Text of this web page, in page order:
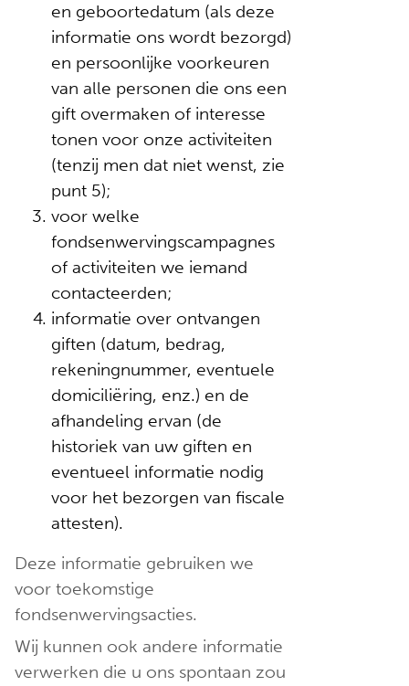
en geboortedatum (als deze
informatie ons wordt bezorgd)
en persoonlijke voorkeuren
van alle personen die ons een
gift overmaken of interesse
tonen voor onze activiteiten
(tenzij men dat niet wenst, zie
punt 5);
voor welke
fondsenwervingscampagnes
of activiteiten we iemand
contacteerden;
informatie over ontvangen
giften (datum, bedrag,
rekeningnummer, eventuele
domiciliëring, enz.) en de
afhandeling ervan (de
historiek van uw giften en
eventueel informatie nodig
voor het bezorgen van fiscale
attesten).
Deze informatie gebruiken we
voor toekomstige
fondsenwervingsacties.
Wij kunnen ook andere informatie
verwerken die u ons spontaan zou